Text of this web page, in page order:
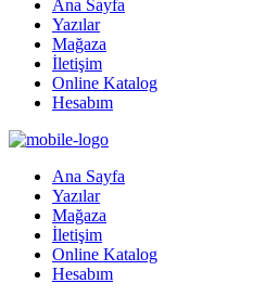
Ana Sayfa
Yazılar
Mağaza
İletişim
Online Katalog
Hesabım
Ana Sayfa
Yazılar
Mağaza
İletişim
Online Katalog
Hesabım